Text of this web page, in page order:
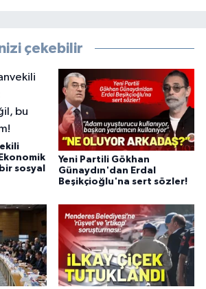
çekebilir
sosyal
Yeni Partili Gökhan
Günaydın'dan Erdal
Beşikçioğlu'na sert sözler!